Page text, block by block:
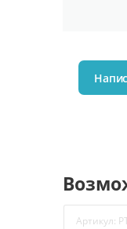
Артикул: